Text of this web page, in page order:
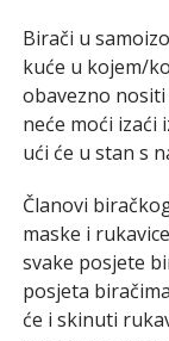
Birači u
kuće u kojem/
obavezno
neće moći izaći
ući će u stan s
Članovi
maske i
svake posjete
posjeta
će i skinuti